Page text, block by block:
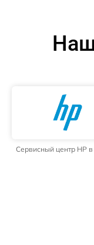
Сервисный центр HP